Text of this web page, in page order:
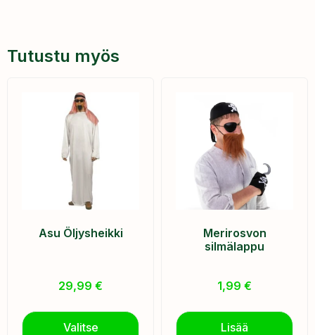
Tutustu myös
Asu Öljysheikki
29,99 €
Valitse
Merirosvon
silmälappu
1,99 €
Lisää